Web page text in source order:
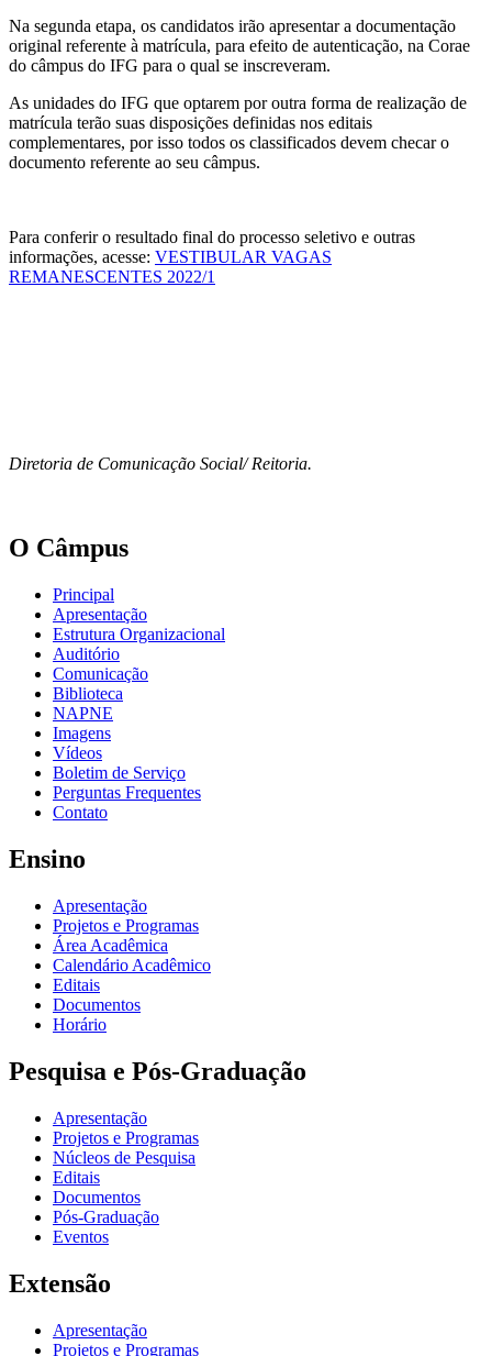
Na segunda etapa, os candidatos irão apresentar a documentação
original referente à matrícula, para efeito de autenticação, na Corae
do câmpus do IFG para o qual se inscreveram.
As unidades do IFG que optarem por outra forma de realização de
matrícula terão suas disposições definidas nos editais
complementares, por isso todos os classificados devem checar o
documento referente ao seu câmpus.
Para conferir o resultado final do processo seletivo e outras
informações, acesse: VESTIBULAR VAGAS
REMANESCENTES 2022/1
Diretoria de Comunicação Social/ Reitoria.
O Câmpus
Principal
Apresentação
Estrutura Organizacional
Auditório
Comunicação
Biblioteca
NAPNE
Imagens
Vídeos
Boletim de Serviço
Perguntas Frequentes
Contato
Ensino
Apresentação
Projetos e Programas
Área Acadêmica
Calendário Acadêmico
Editais
Documentos
Horário
Pesquisa e Pós-Graduação
Apresentação
Projetos e Programas
Núcleos de Pesquisa
Editais
Documentos
Pós-Graduação
Eventos
Extensão
Apresentação
Projetos e Programas